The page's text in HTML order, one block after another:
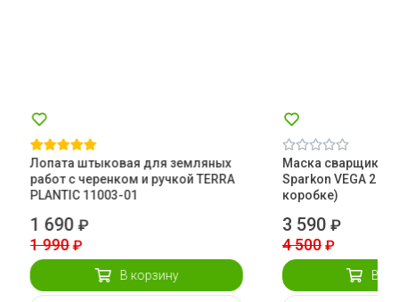
Лопата штыковая для земляных
работ с черенком и ручкой TERRA
PLANTIC 11003-01
1 690₽
1 990 ₽
В корзину
Маска сварщика
Sparkon VEGA 2
коробке)
3 590 ₽
4 500 ₽
В